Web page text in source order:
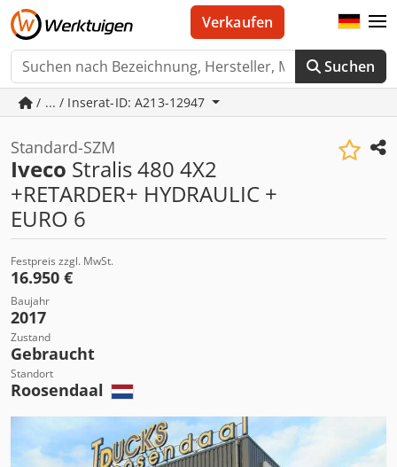
Suchen
Verkaufen
/ ... / Inserat-ID: A213-12947
Standard-SZM
Iveco Stralis 480 4X2
+RETARDER+ HYDRAULIC +
EURO 6
Festpreis zzgl. MwSt.
16.950 €
Baujahr
2017
Zustand
Gebraucht
Standort
Roosendaal